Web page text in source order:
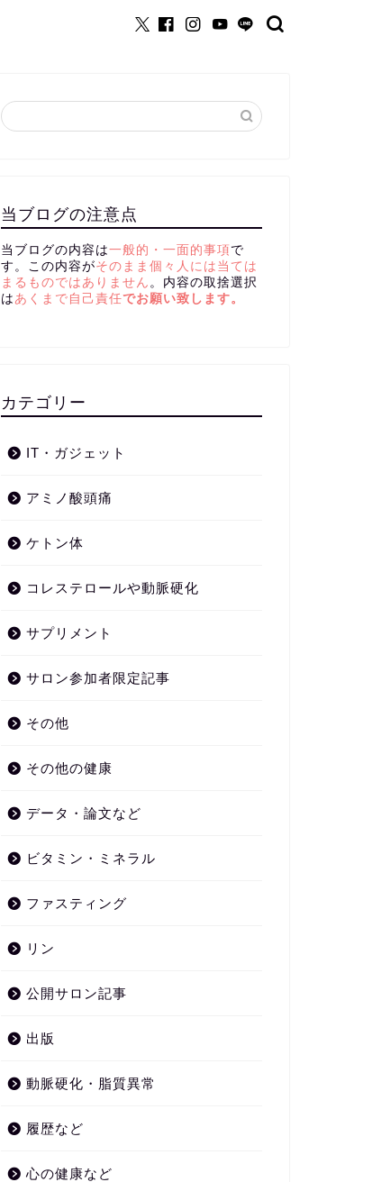
当ブログの注意点
当ブログの内容は一般的・一面的事項 で
す。この内容がそのまま個々人には当ては
まるものではありません 。内容の取捨選択
は あくまで自己責任でお願い致します。
カテゴリー
IT・ガジェット
アミノ酸頭痛
ケトン体
コレステロールや動脈硬化
サプリメント
サロン参加者限定記事
その他
その他の健康
データ・論文など
ビタミン・ミネラル
ファスティング
リン
公開サロン記事
出版
動脈硬化・脂質異常
履歴など
心の健康など